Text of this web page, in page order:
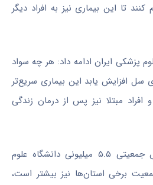
تا این بیماری نیز به افراد دیگر
پزشکی ایران ادامه داد: هر چه سواد
سل افزایش یابد این بیماری سریع‌تر
مبتلا نیز پس از درمان زندگی
موسوی با اشاره به پوشش جمعیتی ۵.۵ میلیونی دانشگاه علوم
برخی استان‌ها نیز بیشتر است،